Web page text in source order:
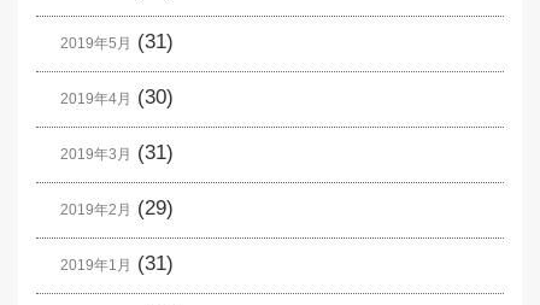
2019年5月 (31)
2019年4月 (30)
2019年3月 (31)
2019年2月 (29)
2019年1月 (31)